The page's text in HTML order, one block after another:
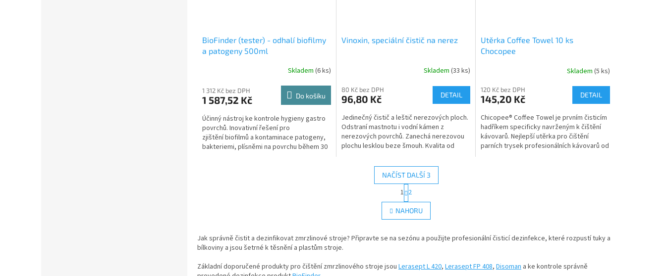
BioFinder (tester) - odhalí biofilmy
a patogeny 500ml
Skladem (6 ks)
1 312 Kč bez DPH
1 587,52 Kč Do košíku
Účinný nástroj ke kontrole hygieny gastro
povrchů. Inovativní řešení pro
zjištění biofilmů a kontaminace patogeny,
bakteriemi, plísněmi na povrchu během 30
Vinoxin, speciální čistič na nerez
produktu
je
z
5
hvězdiček.
Skladem (33 ks)
80 Kč bez DPH
96,80 Kč DETAIL
Jedinečný čistič a leštič nerezových ploch.
Odstraní mastnotu i vodní kámen z
nerezových povrchů. Zanechá nerezovou
plochu lesklou beze šmouh. Kvalita od
Utěrka Coffee Towel 10 ks
Chocopee
Skladem (5 ks)
120 Kč bez DPH
145,20 Kč DETAIL
Chicopee® Coffee Towel je prvním čisticím
hadříkem specificky navrženým k čištění
kávovarů. Nejlepší utěrka pro čištění
parních trysek profesionálních kávovarů od
O
v
l
a
p
NAČÍST DALŠÍ 3
S
t
r
á
n
o
n
í
1 2
NAHORU
Jak správně čistit a dezinfikovat zmrzlinové stroje? Připravte se na sezónu a použijte profesionální čisticí dezinfekce, které rozpustí tuky a
bílkoviny a jsou šetrné k těsnění a plastům stroje.
Základní doporučené produkty pro čištění zmrzlinového stroje jsou Lerasept L 420, Lerasept FP 408, Disoman a ke kontrole správně